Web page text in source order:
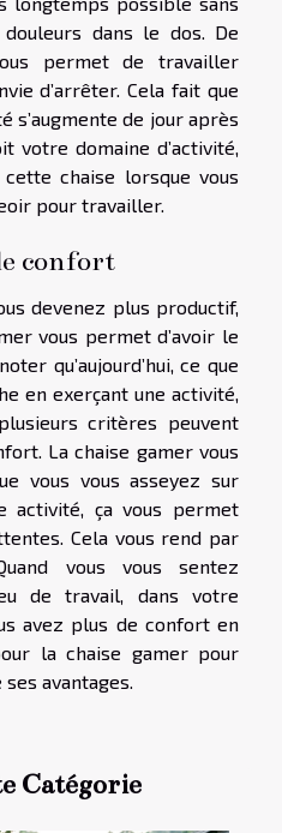
dans le dos. De
permet de travailler
d’arrêter. Cela fait que
s’augmente de jour après
votre domaine d’activité,
chaise lorsque vous
pour travailler.
confort
devenez plus productif,
vous permet d’avoir le
qu’aujourd’hui, ce que
en exerçant une activité,
critères peuvent
La chaise gamer vous
vous vous asseyez sur
activité, ça vous permet
Cela vous rend par
vous vous sentez
de travail, dans votre
avez plus de confort en
la chaise gamer pour
avantages.
Catégorie